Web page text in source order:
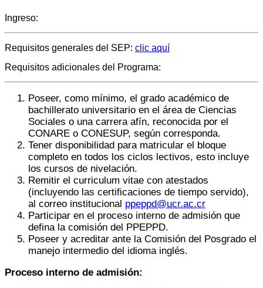
Ingreso:
Requisitos generales del SEP: clic aquí
Requisitos adicionales del Programa:
Poseer, como mínimo, el grado académico de
bachillerato universitario en el área de Ciencias
Sociales o una carrera afín, reconocida por el
CONARE o CONESUP, según corresponda.
Tener disponibilidad para matricular el bloque
completo en todos los ciclos lectivos, esto incluye
los cursos de nivelación.
Remitir el curriculum vitae con atestados
(incluyendo las certificaciones de tiempo servido),
al correo institucional ppeppd@ucr.ac.cr
Participar en el proceso interno de admisión que
defina la comisión del PPEPPD.
Poseer y acreditar ante la Comisión del Posgrado el
manejo intermedio del idioma inglés.
Proceso interno de admisión: